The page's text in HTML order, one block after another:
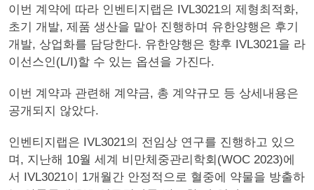
이번 계약에 따라 인벤티지랩은 IVL3021의 제형최적화,
초기 개발, 제품 생산을 맡아 진행하며 유한양행은 후기
개발, 상업화를 담당한다. 유한양행은 향후 IVL3021을 라
이선스인(L/I)할 수 있는 옵션을 가진다.
이번 계약과 관련해 계약금, 총 계약규모 등 상세내용은
공개되지 않았다.
인벤티지랩은 IVL3021의 전임상 연구를 진행하고 있으
며, 지난해 10월 세계 비만체중관리학회(WOC 2023)에
서 IVL3021이 1개월간 안정적으로 혈중에 약물을 방출하